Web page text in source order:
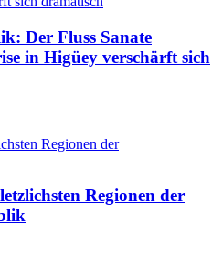
Der Fluss Sanate
in Higüey verschärft sich
Regionen der